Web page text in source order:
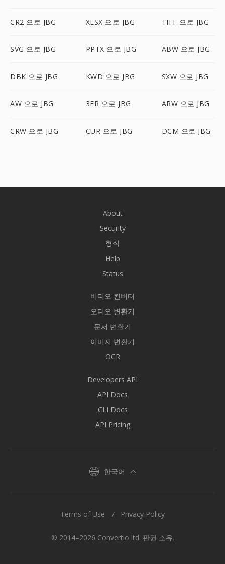
CR2 으로 JBG XLSX 으로 JBG TIFF 으로 JBG
SVG 으로 JBG PPTX 으로 JBG ABW 으로 JBG
DBK 으로 JBG KWD 으로 JBG SXW 으로 JBG
AW 으로 JBG 3FR 으로 JBG ARW 으로 JBG
CRW 으로 JBG CUR 으로 JBG DCM 으로 JBG
About
Security
형식
Help
Status
비디오 컨버터
오디오 변환기
문서 변환기
이미지 변환기
OCR
Developers API
API Docs
CLI Docs
API Pricing
한국어
© 2014–2026 Convertio ltd. 판권 소유.
Terms of Use Privacy Policy